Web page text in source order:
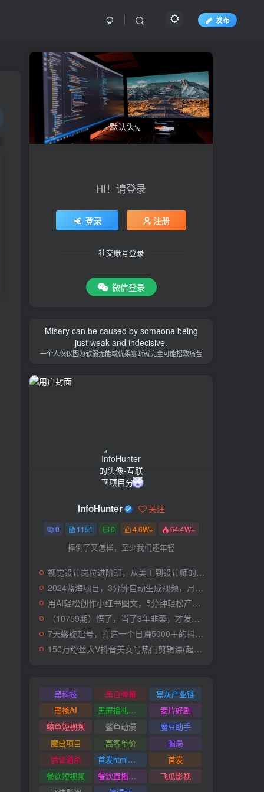
发布
HI！请登录
登录 注册
社交账号登录
微信登录
Misery can be caused by someone being
just weak and indecisive.
一个人仅仅因为软弱无能或优柔寡断就完全可能招致痛苦
InfoHunter 关注
0 1151 0 4.6W+ 64.4W+
摔倒了又怎样，至少我们还年轻
视觉设计岗位进阶班，从美工到设计师的蜕变（4节视频课程）
2024蓝海项目，3分钟自动生成视频，月入过万
用AI轻松创作小红书图文，5分钟轻松产出300条小红书爆款笔记！
（10759期）悟了，当了3年韭菜，才发现网赚圈年赚100万的核心是卖项目，含泪分享！
7天螺旋起号，打造一个日赚5000＋的抖音壁纸号（价值688）
150万粉丝大V抖音美女号热门剪辑课(起号 过原创 素材来源 无人直播 变现)
黑科技 黑白弹幕
黑灰产业链
黑核AI
黑屏撸礼物撸门票
麦片好剧
鲸鱼短视频
鲨鱼动漫
魔豆助手
魔兽项目
高客单价
骗局
验证通杀
首发html小霸王游戏网站搭建项目
首发
餐饮短视频
餐饮直播引流
飞瓜影视